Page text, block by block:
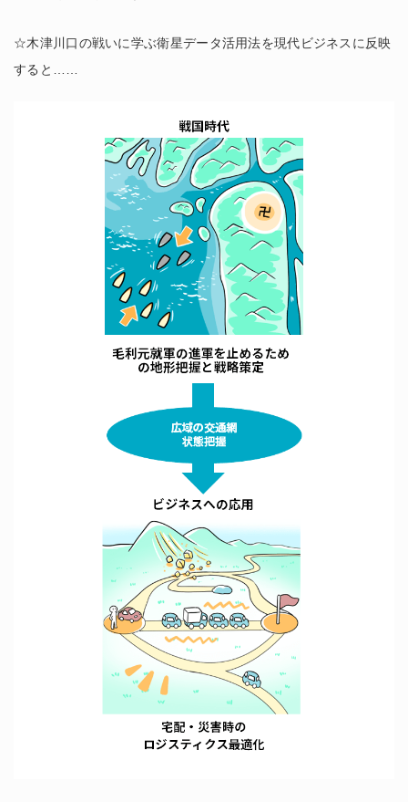
☆木津川口の戦いに学ぶ衛星データ活用法を現代ビジネスに反映
すると……